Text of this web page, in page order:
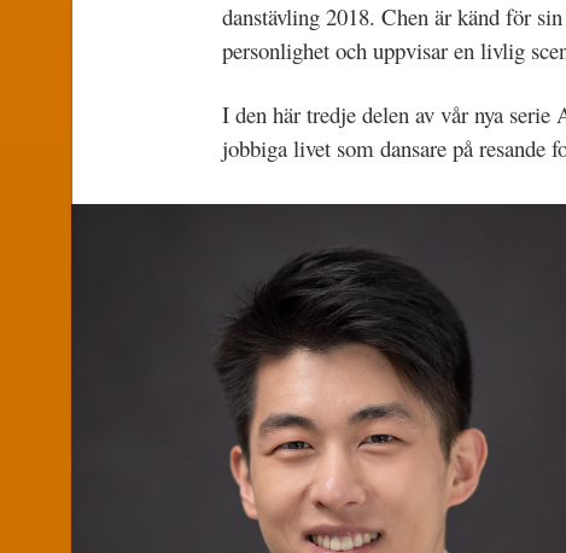
danstävling 2018. Chen är känd för
personlighet och uppvisar en livlig
I den här tredje delen av vår nya
jobbiga livet som dansare på resande